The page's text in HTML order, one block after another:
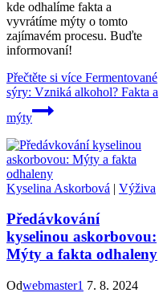
kde odhalíme fakta a
vyvrátíme mýty o tomto
zajímavém procesu. Buďte
informovaní!
Přečtěte si více Fermentované
sýry: Vzniká alkohol? Fakta a
mýty
Kyselina Askorbová | Výživa
Předávkování
kyselinou askorbovou:
Mýty a fakta odhaleny
Odwebmaster1 7. 8. 2024